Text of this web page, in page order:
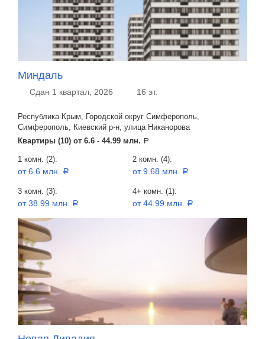
Миндаль
Сдан 1 квартал, 2026 16 эт.
Республика Крым, Городской округ Симферополь,
Симферополь, Киевский р-н, улица Никанорова
Квартиры (10) от 6.6 - 44.99 млн. a
1 комн. (2):
от 6.6 млн. a
2 комн. (4):
от 9.68 млн. a
3 комн. (3):
от 38.99 млн. a
4+ комн. (1):
от 44.99 млн. a